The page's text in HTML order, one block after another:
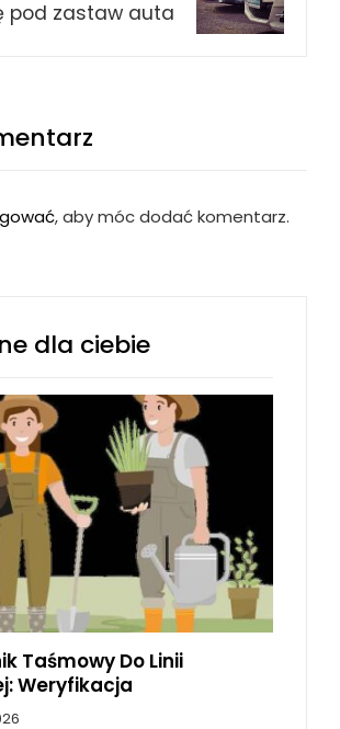
pod zastaw auta
, aby móc dodać komentarz.
dla ciebie
Taśmowy Do Linii
Weryfikacja